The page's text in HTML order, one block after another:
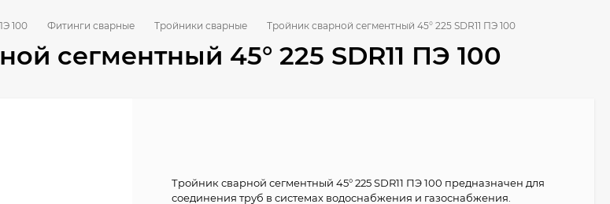
100 Фитинги сварные Тройники сварные Тройник сварной сегментный 45° 225 SDR11 ПЭ 100
сегментный 45° 225 SDR11 ПЭ 100
Тройник сварной сегментный 45° 225 SDR11 ПЭ 100 предназначен для
соединения труб в системах водоснабжения и газоснабжения.